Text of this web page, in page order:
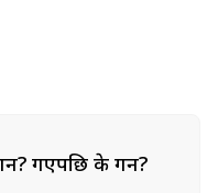
गएपछि के गर्ने?